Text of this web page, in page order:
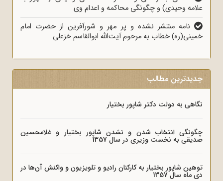
علامه وحیدی) و چگونگی محاکمه و اعدام وی
نامه منتشر نشده‌‌ و پر مهر و شورآفرین از حضرت امام
خمینی(ره) خطاب به مرحوم آیت‌الله ابوالقاسم خزعلی
جدیدترین مطالب
نگاهی به دولت دکتر شاپور بختیار
چگونگی انتخاب شدن و نشدن شاپور بختیار و غلامحسین
صدیقی به نخست وزیری در سال 1357
توهین شاپور بختیار به کارکنان رادیو و تلویزیون و واکنش آن‌ها در
دی ماه سال 1357